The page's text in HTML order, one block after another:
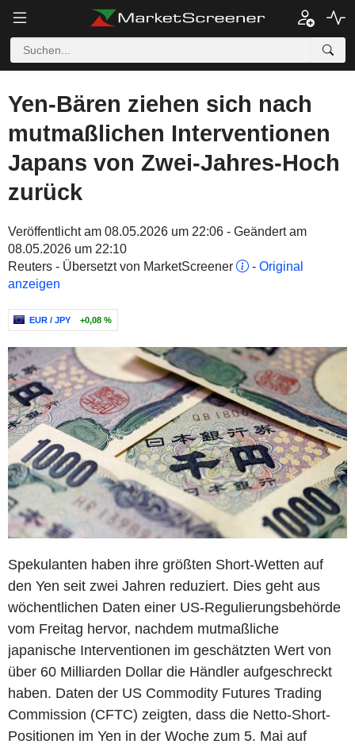
Yen-Bären ziehen sich nach
mutmaßlichen Interventionen
Japans von Zwei-Jahres-Hoch
zurück
Veröffentlicht am 08.05.2026 um 22:06 - Geändert am
08.05.2026 um 22:10
Reuters - Übersetzt von MarketScreener
- Original
anzeigen
EUR / JPY +0,08 %
Spekulanten haben ihre größten Short-Wetten auf
den Yen seit zwei Jahren reduziert. Dies geht aus
wöchentlichen Daten einer US-Regulierungsbehörde
vom Freitag hervor, nachdem mutmaßliche
japanische Interventionen im geschätzten Wert von
über 60 Milliarden Dollar die Händler aufgeschreckt
haben. Daten der US Commodity Futures Trading
Commission (CFTC) zeigten, dass die Netto-Short-
Positionen im Yen in der Woche zum 5. Mai auf